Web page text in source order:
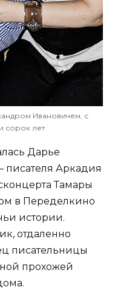
Ивановичем, с
сорок лет
Дарье
писателя Аркадия
Тамары
в Переделкино
истории.
отдаленно
писательницы
прохожей